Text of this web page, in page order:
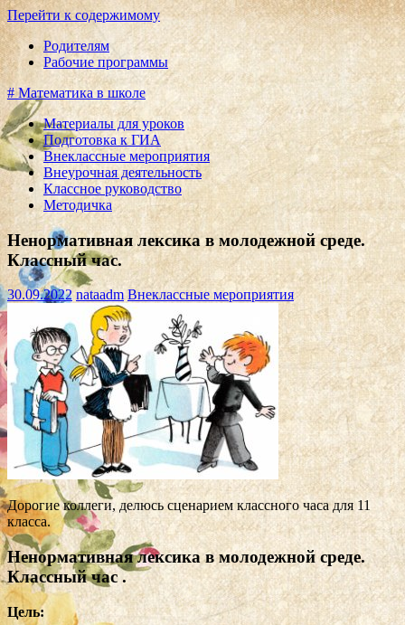
Перейти к содержимому
Родителям
Рабочие программы
# Математика в школе
Материалы для уроков
Подготовка к ГИА
Внеклассные мероприятия
Внеурочная деятельность
Классное руководство
Методичка
Ненормативная лексика в молодежной среде.
Классный час.
30.09.2022 nataadm Внеклассные мероприятия
Дорогие коллеги, делюсь сценарием классного часа для 11
класса.
Ненормативная лексика в молодежной среде.
Классный час .
Цель: